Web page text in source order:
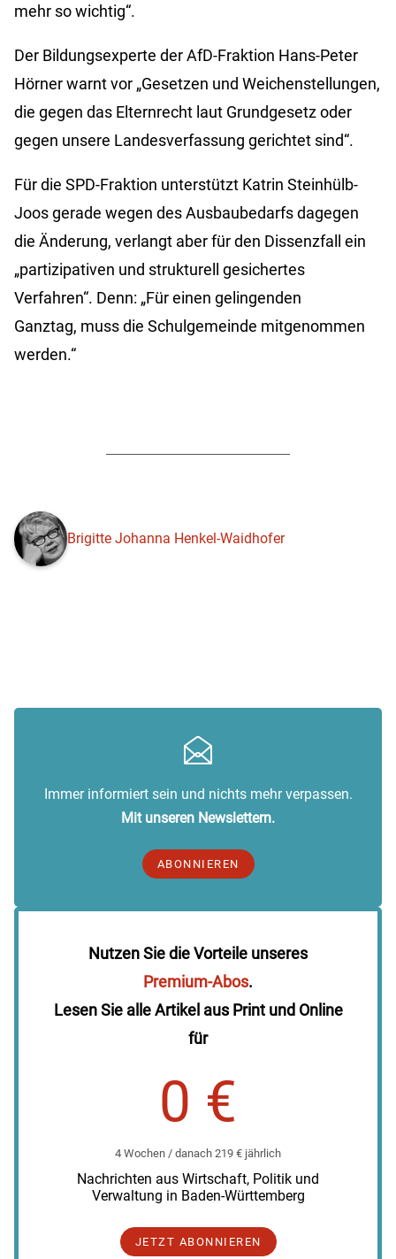
mehr so wichtig“.
Der Bildungsexperte der AfD-Fraktion Hans-Peter
Hörner warnt vor „Gesetzen und Weichenstellungen,
die gegen das Elternrecht laut Grundgesetz oder
gegen unsere Landesverfassung gerichtet sind“.
Für die SPD-Fraktion unterstützt Katrin Steinhülb-
Joos gerade wegen des Ausbaubedarfs dagegen
die Änderung, verlangt aber für den Dissenzfall ein
„partizipativen und strukturell gesichertes
Verfahren“. Denn: „Für einen gelingenden
Ganztag, muss die Schulgemeinde mitgenommen
werden.“
Brigitte Johanna Henkel-Waidhofer
Immer informiert sein und nichts mehr verpassen.
Mit unseren Newslettern.
ABONNIEREN
Nutzen Sie die Vorteile unseres
Premium-Abos.
Lesen Sie alle Artikel aus Print und Online
für
0 €
4 Wochen / danach 219 € jährlich
Nachrichten aus Wirtschaft, Politik und
Verwaltung in Baden-Württemberg
JETZT ABONNIEREN